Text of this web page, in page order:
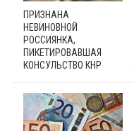
ПРИЗНАНА
НЕВИНОВНОЙ
РОССИЯНКА,
ПИКЕТИРОВАВШАЯ
КОНСУЛЬСТВО КНР